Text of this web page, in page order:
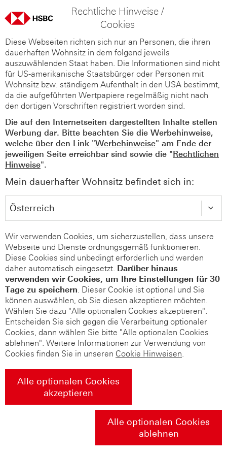
Rechtliche Hinweise /
Cookies
Diese Webseiten richten sich nur an Personen, die ihren
dauerhaften Wohnsitz in dem folgend jeweils
auszuwählenden Staat haben. Die Informationen sind nicht
für US-amerikanische Staatsbürger oder Personen mit
Wohnsitz bzw. ständigem Aufenthalt in den USA bestimmt,
da die aufgeführten Wertpapiere regelmäßig nicht nach
den dortigen Vorschriften registriert worden sind.
Die auf den Internetseiten dargestellten Inhalte stellen
Werbung dar. Bitte beachten Sie die Werbehinweise,
welche über den Link "Werbehinweise" am Ende der
jeweiligen Seite erreichbar sind sowie die "Rechtlichen
Hinweise".
Mein dauerhafter Wohnsitz befindet sich in:
Wir verwenden Cookies, um sicherzustellen, dass unsere
Webseite und Dienste ordnungsgemäß funktionieren.
Diese Cookies sind unbedingt erforderlich und werden
daher automatisch eingesetzt. Darüber hinaus
verwenden wir Cookies, um Ihre Einstellungen für 30
Tage zu speichern. Dieser Cookie ist optional und Sie
können auswählen, ob Sie diesen akzeptieren möchten.
Wählen Sie dazu "Alle optionalen Cookies akzeptieren".
Entscheiden Sie sich gegen die Verarbeitung optionaler
Cookies, dann wählen Sie bitte "Alle optionalen Cookies
ablehnen". Weitere Informationen zur Verwendung von
Cookies finden Sie in unseren Cookie Hinweisen.
Alle optionalen Cookies
akzeptieren
Alle optionalen Cookies
ablehnen